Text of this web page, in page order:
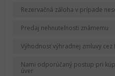
Rezervačná záloha v prípade
Predaj nehnuteľnosti známemu
Výhodnosť výhradnej zmluvy cez
Nami odporúčaný postup pri
úver